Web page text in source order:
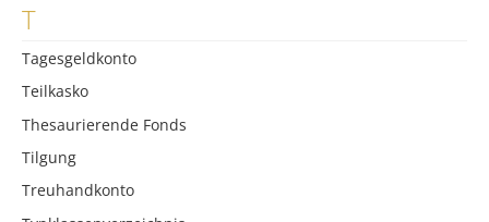
T
Tagesgeldkonto
Teilkasko
Thesaurierende Fonds
Tilgung
Treuhandkonto